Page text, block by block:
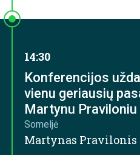
14:30
Konferencijos
vienu geriausių
Martynu Praviloniu
Someljė
Martynas Pravilonis